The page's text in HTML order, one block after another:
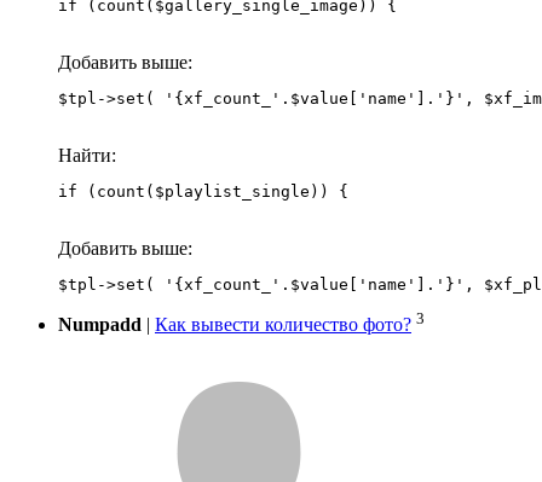
if (count($gallery_single_image)) {
Добавить выше:
Найти:
if (count($playlist_single)) {
Добавить выше:
Numpadd | Как вывести количество фото? 3